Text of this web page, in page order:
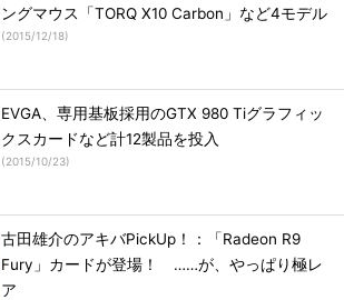
ングマウス「TORQ X10 Carbon」など4モデル
(2015/12/18)
EVGA、専用基板採用のGTX 980 Tiグラフィッ
クスカードなど計12製品を投入
(2015/10/23)
古田雄介のアキバPickUp！：「Radeon R9
Fury」カードが登場！ ……が、やっぱり極レ
ア